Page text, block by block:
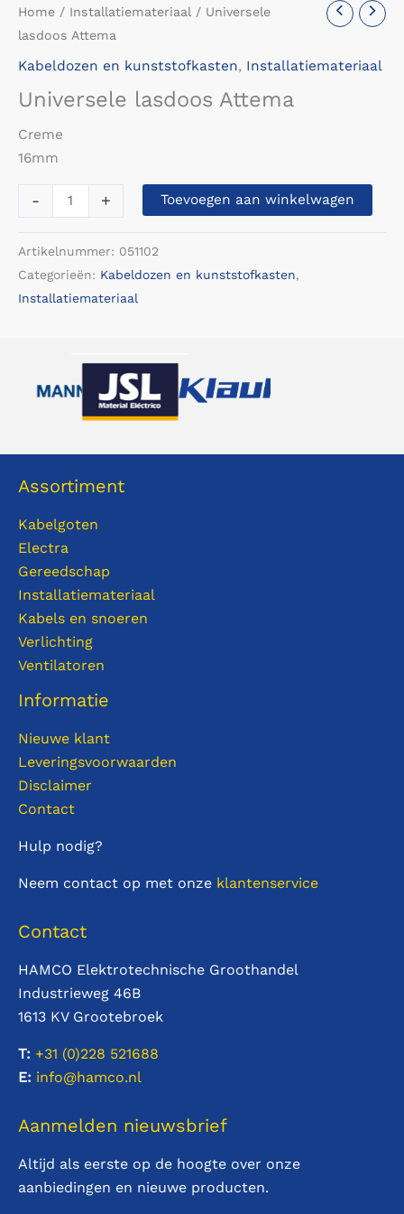
Home / Installatiemateriaal / Universele
lasdoos Attema
Kabeldozen en kunststofkasten, Installatiemateriaal
Universele lasdoos Attema
Creme
16mm
-
Universele
lasdoos
+ Toevoegen aan winkelwagen
Artikelnummer: 051102
Categorieën: Kabeldozen en kunststofkasten,
Installatiemateriaal
Assortiment
Kabelgoten
Electra
Gereedschap
Installatiemateriaal
Kabels en snoeren
Verlichting
Ventilatoren
Informatie
Nieuwe klant
Leveringsvoorwaarden
Disclaimer
Contact
Hulp nodig?
Neem contact op met onze klantenservice
Contact
HAMCO Elektrotechnische Groothandel
Industrieweg 46B
1613 KV Grootebroek
T: +31 (0)228 521688
E: info@hamco.nl
Aanmelden nieuwsbrief
Altijd als eerste op de hoogte over onze
aanbiedingen en nieuwe producten.